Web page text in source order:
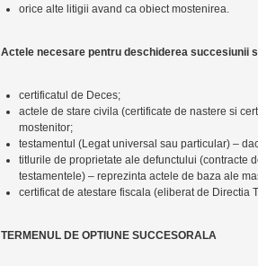
orice alte litigii avand ca obiect mostenirea.
Actele necesare pentru deschiderea succesiunii
certificatul de Deces;
actele de stare civila (certificate de nastere si
mostenitor;
testamentul (Legat universal sau particular) –
titlurile de proprietate ale defunctului (contracte
testamentele) – reprezinta actele de baza ale
certificat de atestare fiscala (eliberat de Directia
TERMENUL DE OPTIUNE SUCCESORALA